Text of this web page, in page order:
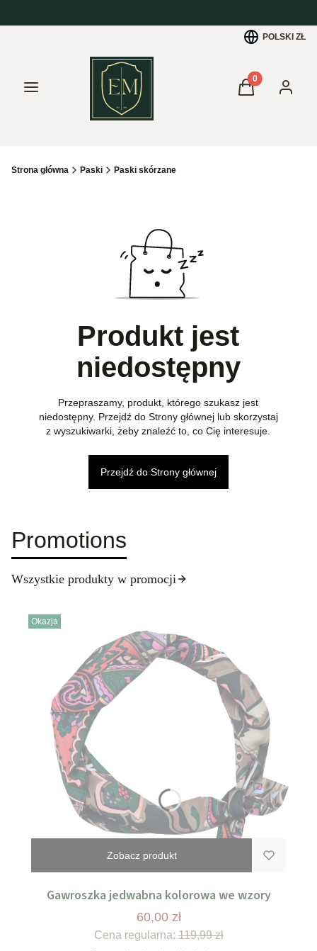
POLSKI ZŁ
Menu Produkty w
Koszyk Zaloguj
Strona główna Paski Paski skórzane
Produkt jest
niedostępny
Przepraszamy, produkt, którego szukasz jest
niedostępny. Przejdź do Strony głównej lub skorzystaj
z wyszukiwarki, żeby znaleźć to, co Cię interesuje.
Przejdź do Strony głównej
Promotions
Wszystkie produkty w promocji
Okazja
Zobacz produkt
Gawroszka jedwabna kolorowa we wzory
60,00 zł
Cena regularna: 119,99 zł